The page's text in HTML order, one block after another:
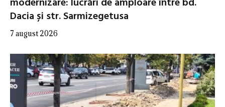
Dacia și str. Sarmizegetusa
7 august 2026